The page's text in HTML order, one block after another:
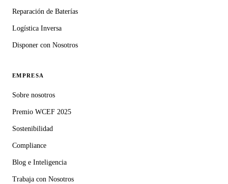
Reparación de Baterías
Logística Inversa
Disponer con Nosotros
EMPRESA
Sobre nosotros
Premio WCEF 2025
Sostenibilidad
Compliance
Blog e Inteligencia
Trabaja con Nosotros